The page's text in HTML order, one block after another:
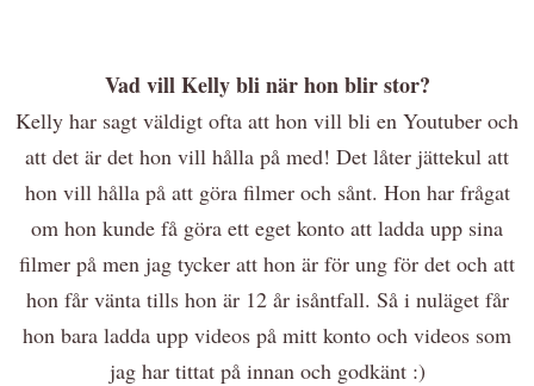
Vad vill Kelly bli när hon blir stor?
Kelly har sagt väldigt ofta att hon vill bli en Youtuber och
att det är det hon vill hålla på med! Det låter jättekul att
hon vill hålla på att göra filmer och sånt. Hon har frågat
om hon kunde få göra ett eget konto att ladda upp sina
filmer på men jag tycker att hon är för ung för det och att
hon får vänta tills hon är 12 år isåntfall. Så i nuläget får
hon bara ladda upp videos på mitt konto och videos som
jag har tittat på innan och godkänt :)